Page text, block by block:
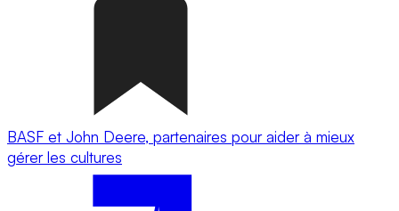
BASF et John Deere, partenaires pour aider à mieux
gérer les cultures